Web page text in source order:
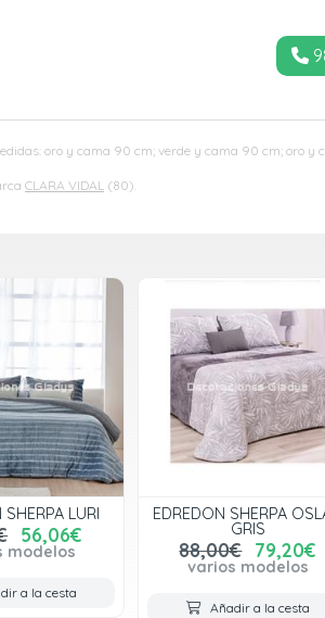
oro y cama 90 cm; verde y cama 90 cm; oro y
CLARA VIDAL (80).
SHERPA LURI
56,06€
modelos
a la cesta
EDREDON SHERPA
GRIS
88,00€ 79,20€
varios modelos
Añadir a la cesta